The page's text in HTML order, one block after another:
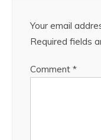
Your email
Required fields
Comment *